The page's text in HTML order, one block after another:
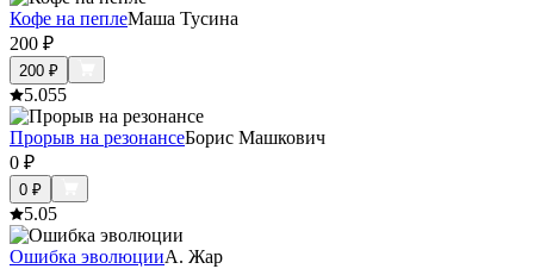
Кофе на пеплеМаша Тусина
200 ₽
200 ₽
5.055
Прорыв на резонансеБорис Машкович
0 ₽
0 ₽
5.05
Ошибка эволюцииА. Жар